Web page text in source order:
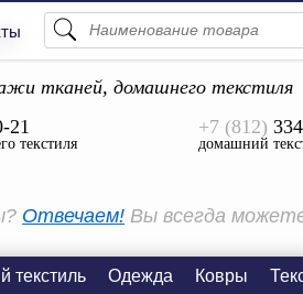
тканей, домашнего текстиля
21
текстиля
+7 (812)
домашний
Отвечаем! Вы всегда
текстиль Одежда Ковры